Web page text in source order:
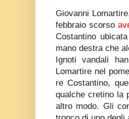
Giovanni
febbraio scorso
Costantino
mano destra che
Ignoti vandali
Lomartire nel
re Costantino,
qualche cretino la
altro modo. Gli